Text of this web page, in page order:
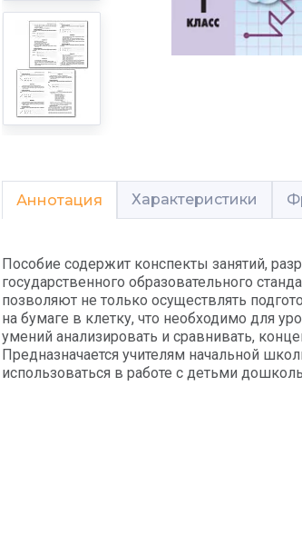
Аннотация Характеристики
Пособие содержит конспекты занятий,
государственного образовательного
позволяют не только осуществлять
на бумаге в клетку, что необходимо для
умений анализировать и сравнивать,
Предназначается учителям начальной
использоваться в работе с детьми